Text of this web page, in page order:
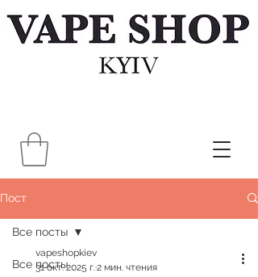
Пост
Все посты
Все посты
vapeshopkiev
31 окт. 2025 г. 2 мин. чтения